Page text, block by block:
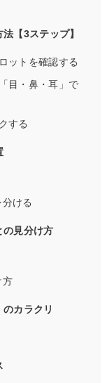
【3ステップ】
ットを確認する
目・鼻・耳」で
する
ける
の見分け方
方
カラクリ